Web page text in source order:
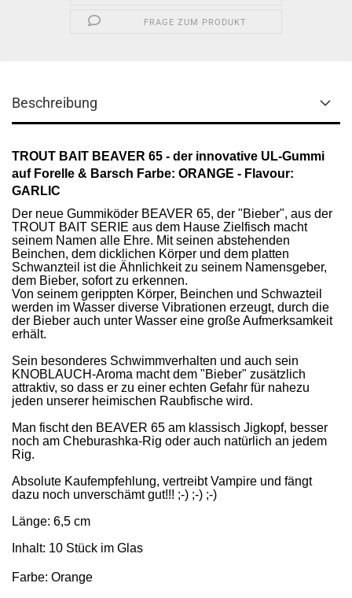
FRAGE ZUM PRODUKT
Beschreibung
TROUT BAIT BEAVER 65 - der innovative UL-Gummi
auf Forelle & Barsch Farbe: ORANGE - Flavour:
GARLIC
Der neue Gummiköder BEAVER 65, der "Bieber", aus der
TROUT BAIT SERIE aus dem Hause Zielfisch macht
seinem Namen alle Ehre. Mit seinen abstehenden
Beinchen, dem dicklichen Körper und dem platten
Schwanzteil ist die Ähnlichkeit zu seinem Namensgeber,
dem Bieber, sofort zu erkennen.
Von seinem gerippten Körper, Beinchen und Schwazteil
werden im Wasser diverse Vibrationen erzeugt, durch die
der Bieber auch unter Wasser eine große Aufmerksamkeit
erhält.
Sein besonderes Schwimmverhalten und auch sein
KNOBLAUCH-Aroma macht dem "Bieber" zusätzlich
attraktiv, so dass er zu einer echten Gefahr für nahezu
jeden unserer heimischen Raubfische wird.
Man fischt den BEAVER 65 am klassisch Jigkopf, besser
noch am Cheburashka-Rig oder auch natürlich an jedem
Rig.
Absolute Kaufempfehlung, vertreibt Vampire und fängt
dazu noch unverschämt gut!!! ;-) ;-) ;-)
Länge: 6,5 cm
Inhalt: 10 Stück im Glas
Farbe: Orange